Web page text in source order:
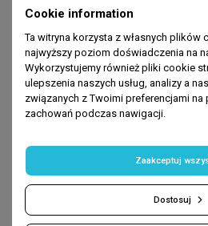
BEST SELLERS
-80% -
Cookie information
Ta witryna korzysta z własnych plików
najwyższy poziom doświadczenia na
Wykorzystujemy również pliki cookie
ulepszenia naszych usług, analizy a
związanych z Twoimi preferencjami
zachowań podczas nawigacji.
Dostosuj
Zaakceptuj